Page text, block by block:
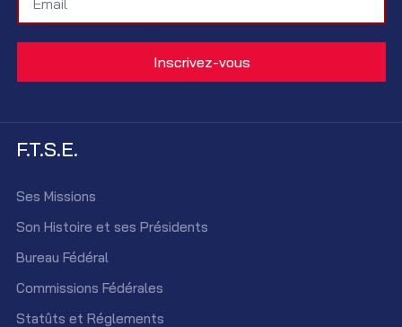
F.T.S.E.
Ses Missions
Son Histoire et ses Présidents
Bureau Fédéral
Commissions Fédérales
Statûts et Réglements